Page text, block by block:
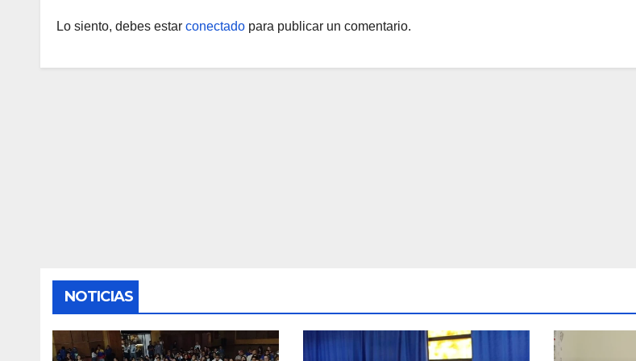
Lo siento, debes estar conectado para publicar un comentario.
NOTICIAS